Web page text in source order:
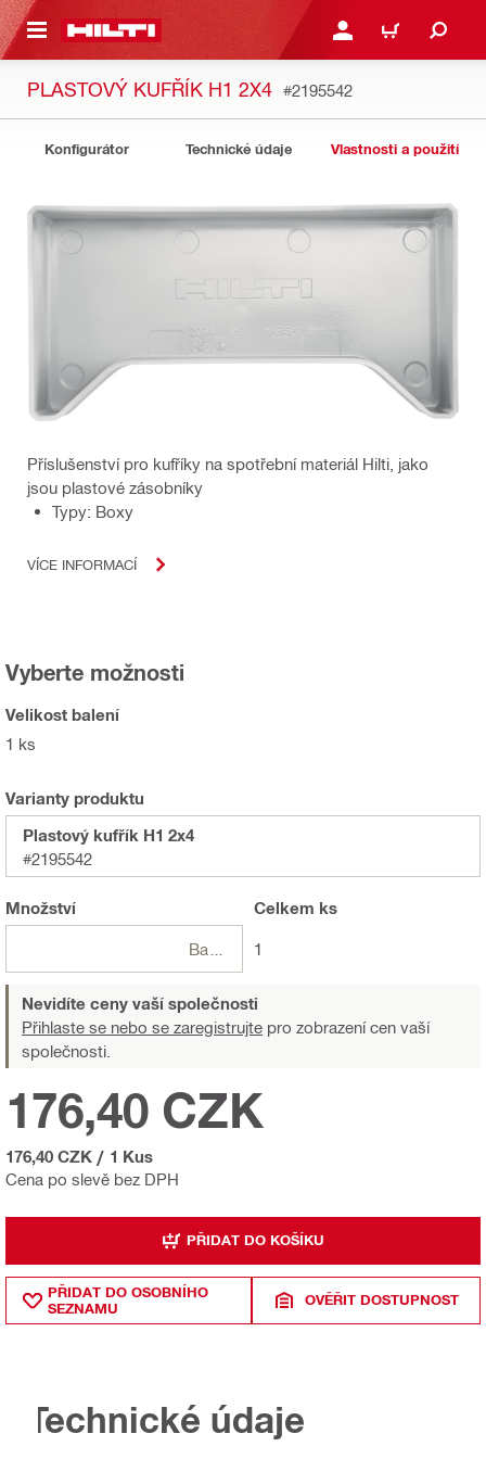
HLAVNÍ OBSAH PŘIHLÁSIT NEBO
KOŠÍK
PLASTOVÝ KUFŘÍK H1 2X4 #2195542
Konfigurátor Technické údaje Vlastnosti a použití
Příslušenství pro kufříky na spotřební materiál Hilti, jako
jsou plastové zásobníky
Typy: Boxy
VÍCE INFORMACÍ
Vyberte možnosti
Velikost balení
1 ks
Varianty produktu
Plastový kufřík H1 2x4
#2195542
Množství Celkem ks
1
Nevidíte ceny vaší společnosti
Přihlaste se nebo se zaregistrujte pro zobrazení cen vaší
společnosti.
Cena po slevě bez DPH
176,40 CZK
176,40 CZK / 1 Kus
PŘIDAT DO KOŠÍKU
PŘIDAT DO OSOBNÍHO
SEZNAMU
OVĚŘIT DOSTUPNOST
Technické údaje